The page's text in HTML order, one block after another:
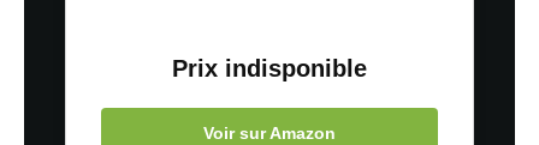
Prix indisponible
Voir sur Amazon